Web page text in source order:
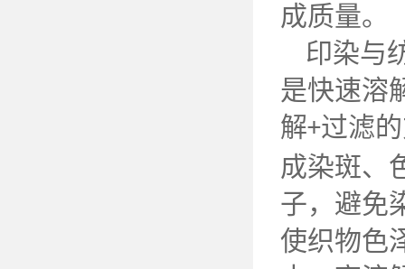
成质量。
印染与
是快速溶
解+过滤
成染斑、
子，避免
使织物色